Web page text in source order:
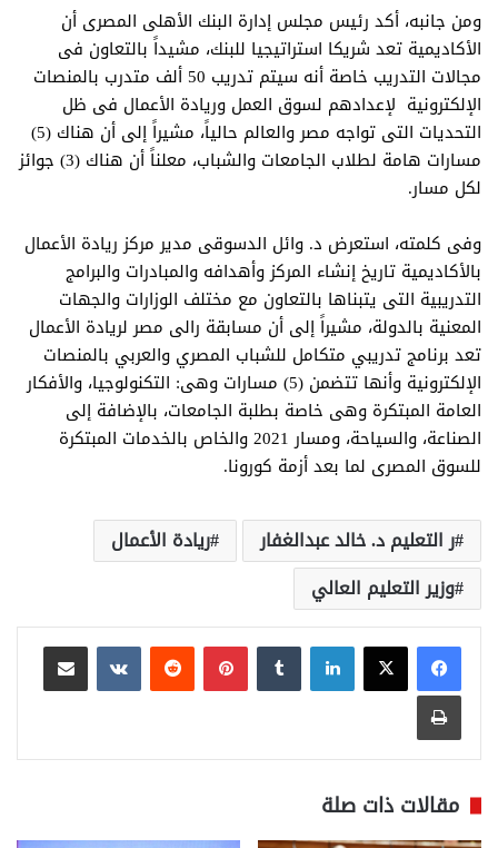
ومن جانبه، أكد رئيس مجلس إدارة البنك الأهلى المصرى أن
الأكاديمية تعد شريكا استراتيجيا للبنك، مشيداً بالتعاون فى
مجالات التدريب خاصة أنه سيتم تدريب 50 ألف متدرب بالمنصات
الإلكترونية لإعدادهم لسوق العمل وريادة الأعمال فى ظل
التحديات التى تواجه مصر والعالم حالياً، مشيراً إلى أن هناك (5)
مسارات هامة لطلاب الجامعات والشباب، معلناً أن هناك (3) جوائز
لكل مسار.
وفى كلمته، استعرض د. وائل الدسوقى مدير مركز ريادة الأعمال
بالأكاديمية تاريخ إنشاء المركز وأهدافه والمبادرات والبرامج
التدريبية التى يتبناها بالتعاون مع مختلف الوزارات والجهات
المعنية بالدولة، مشيراً إلى أن مسابقة رالى مصر لريادة الأعمال
تعد برنامج تدريبي متكامل للشباب المصري والعربي بالمنصات
الإلكترونية وأنها تتضمن (5) مسارات وهى: التكنولوجيا، والأفكار
العامة المبتكرة وهى خاصة بطلبة الجامعات، بالإضافة إلى
الصناعة، والسياحة، ومسار 2021 والخاص بالخدمات المبتكرة
للسوق المصرى لما بعد أزمة كورونا.
ر التعليم د. خالد عبدالغفار
ريادة الأعمال
وزير التعليم العالي
لينكدإن بينتيريست
مشاركة عبر البريد
طباعة
مقالات ذات صلة